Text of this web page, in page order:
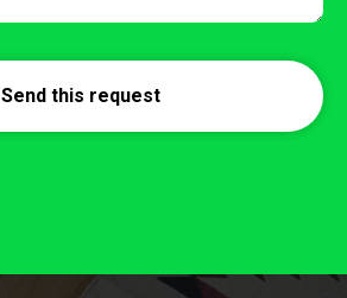
Send this request